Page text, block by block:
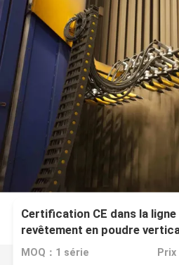
Certification CE dans la
revêtement en poudre
chauffage au gaz
MOQ：1 série